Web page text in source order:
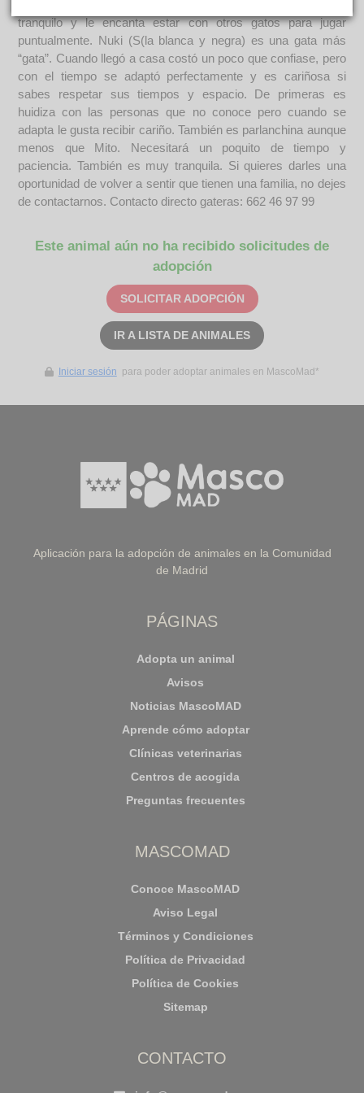
conozca ya que se acerca de primeras. Es un gato muy
tranquilo y le encanta estar con otros gatos para jugar
puntualmente. Nuki (S(la blanca y negra) es una gata más
“gata”. Cuando llegó a casa costó un poco que confiase, pero
con el tiempo se adaptó perfectamente y es cariñosa si
sabes respetar sus tiempos y espacio. De primeras es
huidiza con las personas que no conoce pero cuando se
adapta le gusta recibir cariño. También es parlanchina aunque
menos que Mito. Necesitará un poquito de tiempo y
paciencia. También es muy tranquila. Si quieres darles una
oportunidad de volver a sentir que tienen una familia, no dejes
de contactarnos. Contacto directo gateras: 662 46 97 99
Este animal aún no ha recibido solicitudes de
adopción
SOLICITAR ADOPCIÓN
IR A LISTA DE ANIMALES
Iniciar sesión para poder adoptar animales en MascoMad*
Aplicación para la adopción de animales en la Comunidad
de Madrid
PÁGINAS
Adopta un animal
Avisos
Noticias MascoMAD
Aprende cómo adoptar
Clínicas veterinarias
Centros de acogida
Preguntas frecuentes
MASCOMAD
Conoce MascoMAD
Aviso Legal
Términos y Condiciones
Política de Privacidad
Política de Cookies
Sitemap
CONTACTO